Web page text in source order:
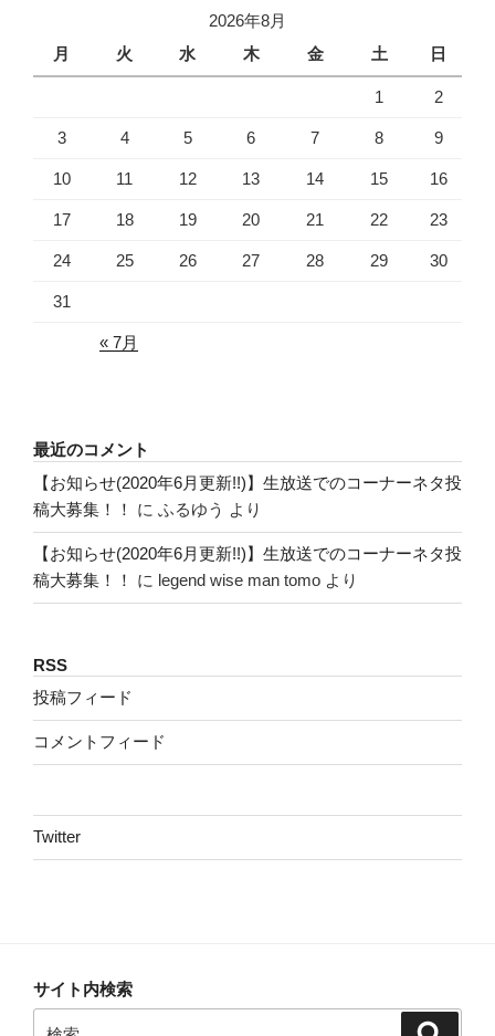
2026年8月
月
火 水 木 金 土 日
1 2
3 4 5 6 7 8 9
10 11 12 13 14 15 16
17 18 19 20 21 22 23
24 25 26 27 28 29 30
31
« 7月
最近のコメント
【お知らせ(2020年6月更新!!)】生放送でのコーナーネタ投
稿大募集！！
に ふるゆう より
【お知らせ(2020年6月更新!!)】生放送でのコーナーネタ投
稿大募集！！
に legend wise man tomo より
RSS
投稿フィード
コメントフィード
Twitter
サイト内検索